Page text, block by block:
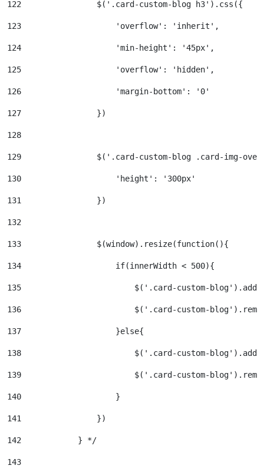
122
                $('.card-custom-blog h3').css({
123
                    'overflow': 'inherit',
124
                    'min-height': '45px',
125
                    'overflow': 'hidden',
126
                    'margin-bottom': '0'
127
                })
128
129
$('.card-custom-blog .card-img-
130
                    'height': '300px'
131
                })
132
133
                $(window).resize(function(){
134
                    if(innerWidth < 500){
135
$('.card-custom-
136
$('.card-custom-
137
                    }else{
138
$('.card-custom-
139
$('.card-custom-
140
                    }
141
                })
142
            } */
143